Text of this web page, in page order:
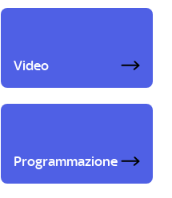
Video
Programmazione